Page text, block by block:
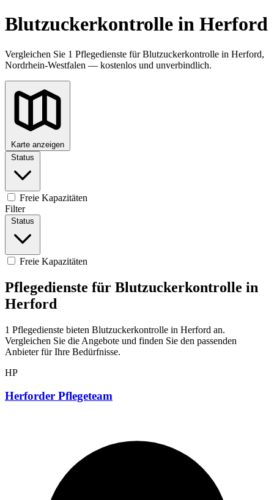
Blutzuckerkontrolle in Herford
Vergleichen Sie 1 Pflegedienste für Blutzuckerkontrolle in Herford,
Nordrhein-Westfalen — kostenlos und unverbindlich.
Karte anzeigen
Status
Freie Kapazitäten
Filter
Status
Freie Kapazitäten
Pflegedienste für Blutzuckerkontrolle in
Herford
1 Pflegedienste bieten Blutzuckerkontrolle in Herford an.
Vergleichen Sie die Angebote und finden Sie den passenden
Anbieter für Ihre Bedürfnisse.
HP
Herforder Pflegeteam